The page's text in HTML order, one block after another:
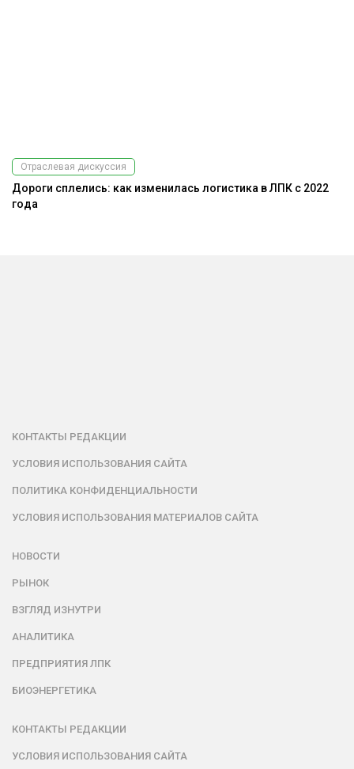
Отраслевая дискуссия
Дороги сплелись: как изменилась логистика в ЛПК с 2022
года
КОНТАКТЫ РЕДАКЦИИ
УСЛОВИЯ ИСПОЛЬЗОВАНИЯ САЙТА
ПОЛИТИКА КОНФИДЕНЦИАЛЬНОСТИ
УСЛОВИЯ ИСПОЛЬЗОВАНИЯ МАТЕРИАЛОВ САЙТА
НОВОСТИ
РЫНОК
ВЗГЛЯД ИЗНУТРИ
АНАЛИТИКА
ПРЕДПРИЯТИЯ ЛПК
БИОЭНЕРГЕТИКА
КОНТАКТЫ РЕДАКЦИИ
УСЛОВИЯ ИСПОЛЬЗОВАНИЯ САЙТА